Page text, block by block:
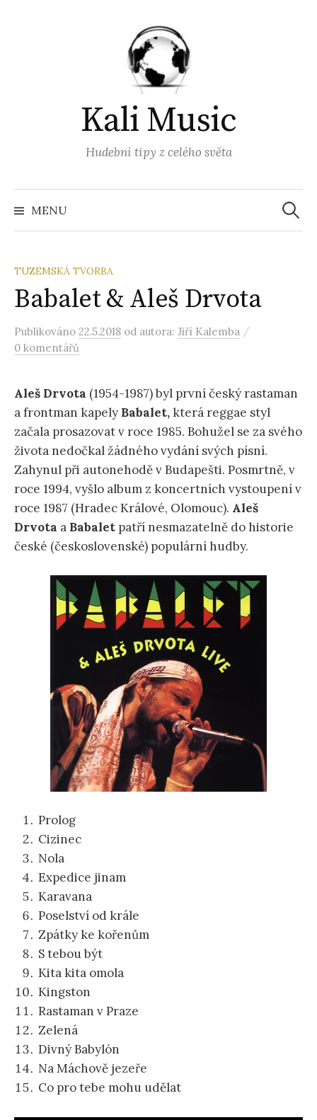
Kali Music
Hudební tipy z celého světa
MENU
TUZEMSKÁ TVORBA
Babalet & Aleš Drvota
Publikováno 22.5.2018 od autora: Jiří Kalemba /
0 komentářů
Aleš Drvota (1954-1987) byl první český rastaman
a frontman kapely Babalet,která reggae styl
začala prosazovat v roce 1985. Bohužel se za svého
života nedočkal žádného vydání svých písní.
Zahynul při autonehodě v Budapešti. Posmrtně, v
roce 1994, vyšlo album z koncertních vystoupení v
roce 1987 (Hradec Králové, Olomouc). Aleš
Drvota a Babalet patří nesmazatelně do historie
české (československé) populární hudby.
Prolog
Cizinec
Nola
Expedice jinam
Karavana
Poselství od krále
Zpátky ke kořenům
S tebou být
Kita kita omola
Kingston
Rastaman v Praze
Zelená
Divný Babylón
Na Máchově jezeře
Co pro tebe mohu udělat